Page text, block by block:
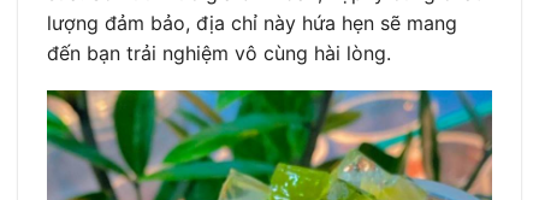
lượng đảm bảo, địa chỉ này hứa hẹn sẽ mang
đến bạn trải nghiệm vô cùng hài lòng.